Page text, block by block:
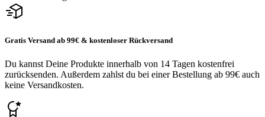
Gratis Versand ab 99€ & kostenloser Rückversand
Du kannst Deine Produkte innerhalb von 14 Tagen kostenfrei
zurücksenden. Außerdem zahlst du bei einer Bestellung ab 99€ auch
keine Versandkosten.